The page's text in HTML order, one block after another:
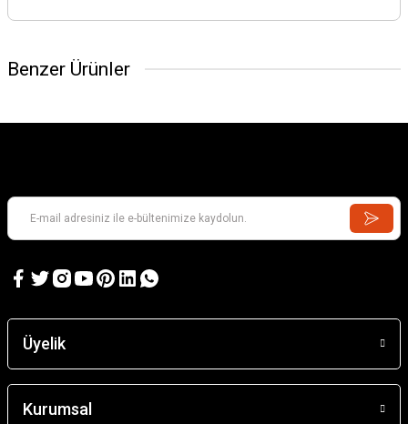
Benzer Ürünler
4.197,53 TL
Barn
Üyelik
Kurumsal